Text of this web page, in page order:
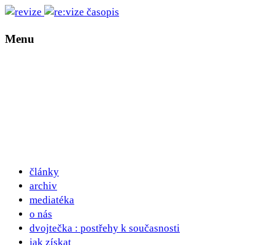
Menu
články
archiv
mediatéka
o nás
dvojtečka : postřehy k současnosti
jak získat